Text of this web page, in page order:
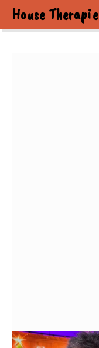
House Therapie